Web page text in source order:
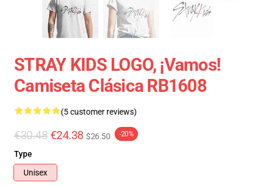
STRAY KIDS LOGO, ¡Vamos!
Camiseta Clásica RB1608
(5 customer reviews)
€30.48 €24.38 $26.50 -20%
Type
Unisex